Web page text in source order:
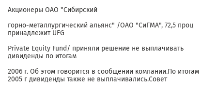
Акционеры ОАО "Сибирский
горно-металлургический альянс" /ОАО "СиГМА", 72,5 проц
принадлежит UFG
Private Equity Fund/ приняли решение не выплачивать
дивиденды по итогам
2006 г. Об этом говорится в сообщении компании.По итогам
2005 г дивиденды также не выплачивались.Совет